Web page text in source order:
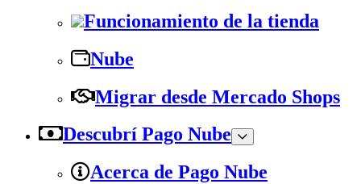
Funcionamiento de la tienda
Nube
Migrar desde Mercado Shops
Descubrí Pago Nube
Acerca de Pago Nube